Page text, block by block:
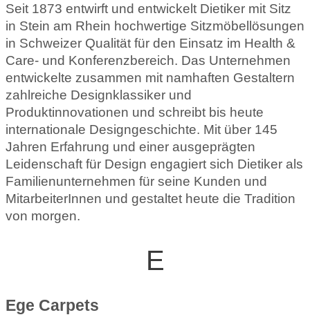
Seit 1873 entwirft und entwickelt Dietiker mit Sitz
in Stein am Rhein hochwertige Sitzmöbellösungen
in Schweizer Qualität für den Einsatz im Health &
Care- und Konferenzbereich. Das Unternehmen
entwickelte zusammen mit namhaften Gestaltern
zahlreiche Designklassiker und
Produktinnovationen und schreibt bis heute
internationale Designgeschichte. Mit über 145
Jahren Erfahrung und einer ausgeprägten
Leidenschaft für Design engagiert sich Dietiker als
Familienunternehmen für seine Kunden und
MitarbeiterInnen und gestaltet heute die Tradition
von morgen.
E
Ege Carpets